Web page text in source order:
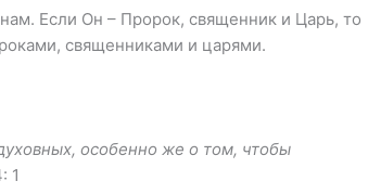
Если Он – Пророк, священник и Царь, то
священниками и царями.
особенно же о том, чтобы
1